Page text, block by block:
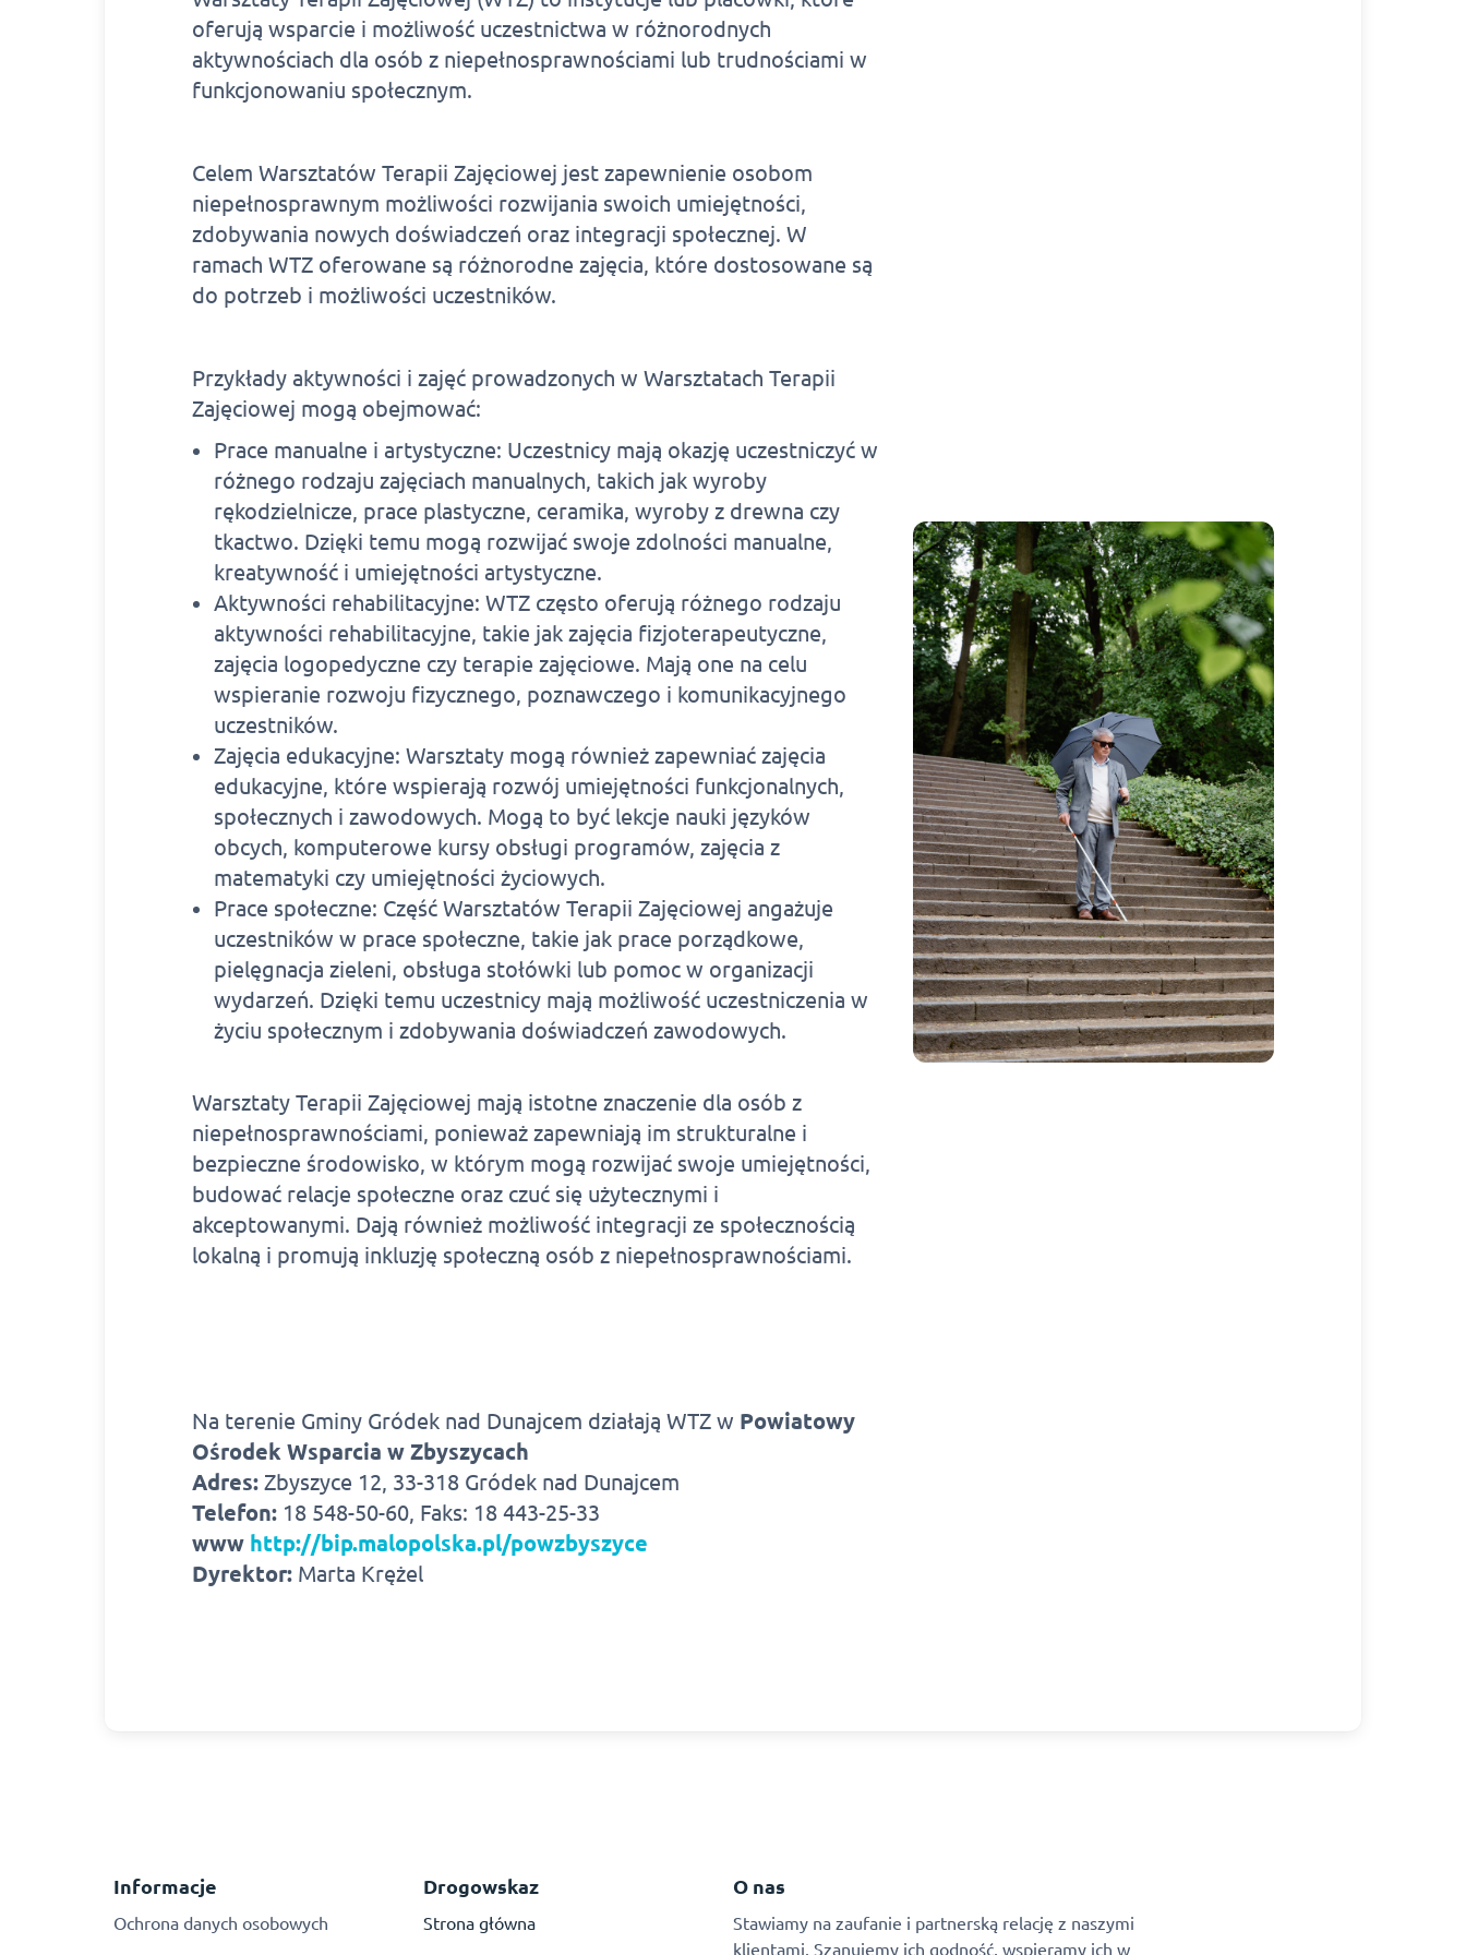
oferują wsparcie i możliwość uczestnictwa w różnorodnych
aktywnościach dla osób z niepełnosprawnościami lub trudnościami w
funkcjonowaniu społecznym.
Celem Warsztatów Terapii Zajęciowej jest zapewnienie osobom
niepełnosprawnym możliwości rozwijania swoich umiejętności,
zdobywania nowych doświadczeń oraz integracji społecznej. W
ramach WTZ oferowane są różnorodne zajęcia, które dostosowane są
do potrzeb i możliwości uczestników.
Przykłady aktywności i zajęć prowadzonych w Warsztatach Terapii
Zajęciowej mogą obejmować:
Prace manualne i artystyczne: Uczestnicy mają okazję uczestniczyć w
różnego rodzaju zajęciach manualnych, takich jak wyroby
rękodzielnicze, prace plastyczne, ceramika, wyroby z drewna czy
tkactwo. Dzięki temu mogą rozwijać swoje zdolności manualne,
kreatywność i umiejętności artystyczne.
Aktywności rehabilitacyjne: WTZ często oferują różnego rodzaju
aktywności rehabilitacyjne, takie jak zajęcia fizjoterapeutyczne,
zajęcia logopedyczne czy terapie zajęciowe. Mają one na celu
wspieranie rozwoju fizycznego, poznawczego i komunikacyjnego
uczestników.
Zajęcia edukacyjne: Warsztaty mogą również zapewniać zajęcia
edukacyjne, które wspierają rozwój umiejętności funkcjonalnych,
społecznych i zawodowych. Mogą to być lekcje nauki języków
obcych, komputerowe kursy obsługi programów, zajęcia z
matematyki czy umiejętności życiowych.
Prace społeczne: Część Warsztatów Terapii Zajęciowej angażuje
uczestników w prace społeczne, takie jak prace porządkowe,
pielęgnacja zieleni, obsługa stołówki lub pomoc w organizacji
wydarzeń. Dzięki temu uczestnicy mają możliwość uczestniczenia w
życiu społecznym i zdobywania doświadczeń zawodowych.
Warsztaty Terapii Zajęciowej mają istotne znaczenie dla osób z
niepełnosprawnościami, ponieważ zapewniają im strukturalne i
bezpieczne środowisko, w którym mogą rozwijać swoje umiejętności,
budować relacje społeczne oraz czuć się użytecznymi i
akceptowanymi. Dają również możliwość integracji ze społecznością
lokalną i promują inkluzję społeczną osób z niepełnosprawnościami.
Na terenie Gminy Gródek nad Dunajcem działają WTZ w Powiatowy
Ośrodek Wsparcia w Zbyszycach
Adres: Zbyszyce 12, 33-318 Gródek nad Dunajcem
Telefon: 18 548-50-60, Faks: 18 443-25-33
www http://bip.malopolska.pl/powzbyszyce
Dyrektor: Marta Krężel
Informacje
Ochrona danych osobowych
Drogowskaz
Strona główna
O nas
Stawiamy na zaufanie i partnerską relację z naszymi
klientami. Szanujemy ich godność, wspieramy ich w